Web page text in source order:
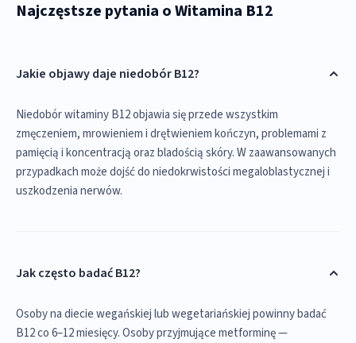
Najczęstsze pytania o Witamina B12
Jakie objawy daje niedobór B12?
Niedobór witaminy B12 objawia się przede wszystkim
zmęczeniem, mrowieniem i drętwieniem kończyn, problemami z
pamięcią i koncentracją oraz bladością skóry. W zaawansowanych
przypadkach może dojść do niedokrwistości megaloblastycznej i
uszkodzenia nerwów.
Jak często badać B12?
Osoby na diecie wegańskiej lub wegetariańskiej powinny badać
B12 co 6–12 miesięcy. Osoby przyjmujące metforminę —